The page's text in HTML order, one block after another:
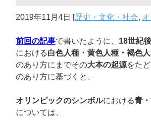
2019年11月4日 [歴史・文化・社会,
前回の記事で書いたように、 18世紀
における白色人種・黄色人種・褐色
のあり方にまでその大本の起源をた
のあり方に基づくと、
オリンピックのシンボルにおける青
については、